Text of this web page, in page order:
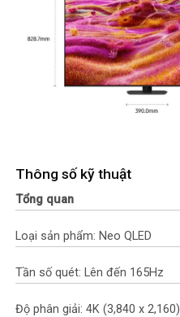
Thông số kỹ thuật
Tổng quan
Loại sản phẩm: Neo QLED
Tần số quét: Lên đến 165Hz
Độ phân giải: 4K (3,840 x 2,160)